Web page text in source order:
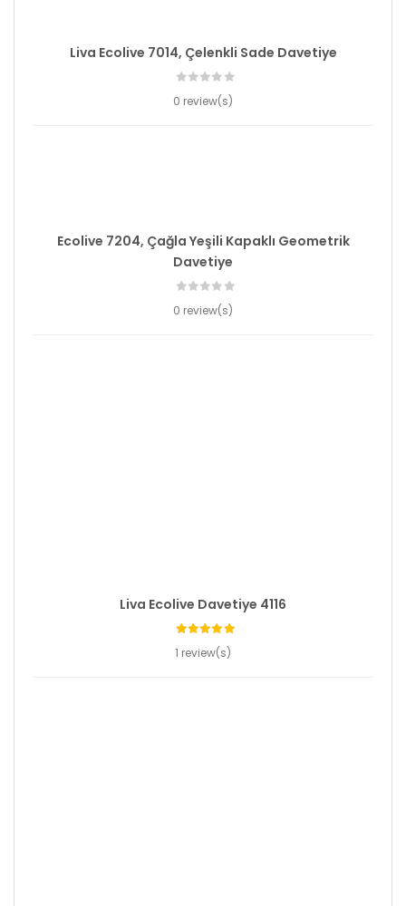
Liva Ecolive 7014, Çelenkli Sade Davetiye
0 review(s)
Ecolive 7204, Çağla Yeşili Kapaklı Geometrik
Davetiye
0 review(s)
Liva Ecolive Davetiye 4116
1 review(s)